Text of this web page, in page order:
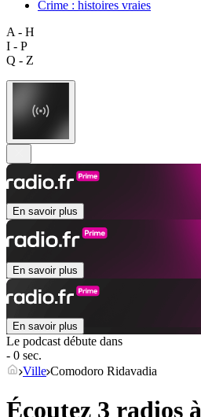
Crime : histoires vraies
A - H
I - P
Q - Z
En savoir plus
En savoir plus
En savoir plus
Le podcast débute dans
- 0 sec.
Ville Comodoro Ridavadia
Écoutez 3 radios à